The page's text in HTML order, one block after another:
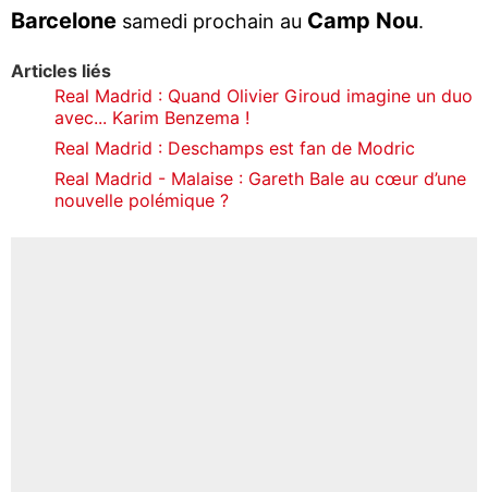
Barcelone samedi prochain au Camp Nou.
Articles liés
Real Madrid : Quand Olivier Giroud imagine un duo
avec... Karim Benzema !
Real Madrid : Deschamps est fan de Modric
Real Madrid - Malaise : Gareth Bale au cœur d’une
nouvelle polémique ?